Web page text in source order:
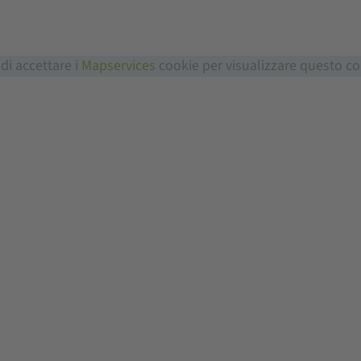
accettare i Mapservices cookie per visualizzare questo